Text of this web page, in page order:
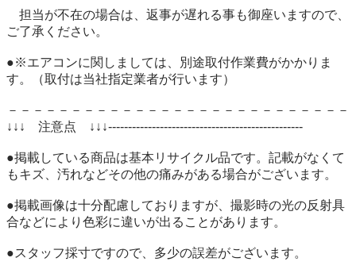
担当が不在の場合は、返事が遅れる事も御座いますので、
ご了承ください。
●※エアコンに関しましては、別途取付作業費がかかりま
す。（取付は当社指定業者が行います）
－－－－－－－－－－－－－－－－－－－－－－－－－－－
↓↓↓　注意点　↓↓↓-------------------------------------------------
●掲載している商品は基本リサイクル品です。記載がなくて
もキズ、汚れなどその他の痛みがある場合がございます。
●掲載画像は十分配慮しておりますが、撮影時の光の反射具
合などにより色彩に違いが出ることがあります。
●スタッフ採寸ですので、多少の誤差がございます。